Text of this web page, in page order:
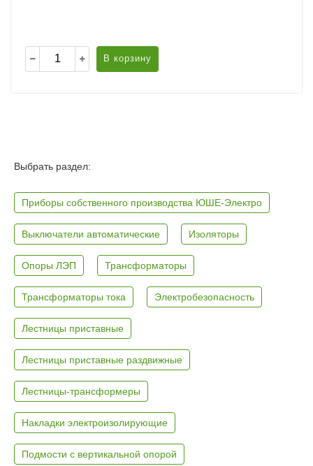
В корзину
Выбрать раздел:
Приборы собственного производства ЮШЕ-Электро
Выключатели автоматические Изоляторы
Опоры ЛЭП Трансформаторы
Трансформаторы тока Электробезопасность
Лестницы приставные
Лестницы приставные раздвижные
Лестницы-трансформеры
Накладки электроизолирующие
Подмости с вертикальной опорой